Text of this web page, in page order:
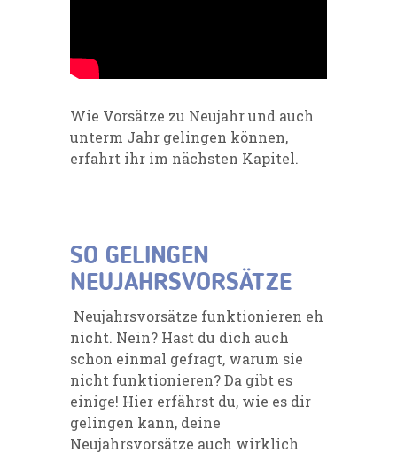
Wie Vorsätze zu Neujahr und auch
unterm Jahr gelingen können,
erfahrt ihr im nächsten Kapitel.
SO GELINGEN
NEUJAHRSVORSÄTZE
Neujahrsvorsätze funktionieren eh
nicht. Nein? Hast du dich auch
schon einmal gefragt, warum sie
nicht funktionieren? Da gibt es
einige! Hier erfährst du, wie es dir
gelingen kann, deine
Neujahrsvorsätze auch wirklich